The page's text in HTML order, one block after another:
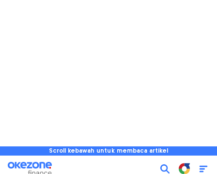
Scroll kebawah untuk membaca artikel